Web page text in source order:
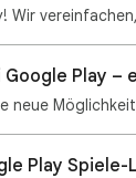
Google Play
Play